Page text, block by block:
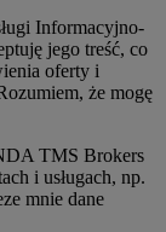
Informacyjno-
jego treść, co
oferty i
że mogę
TMS Brokers
i usługach, np.
mnie dane